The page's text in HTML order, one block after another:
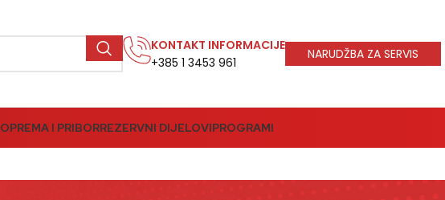
KONTAKT INFORMACIJE
+385 1 3453 961
NARUDŽBA ZA SERVIS
OPREMA I PRIBORREZERVNI DIJELOVIPROGRAMI